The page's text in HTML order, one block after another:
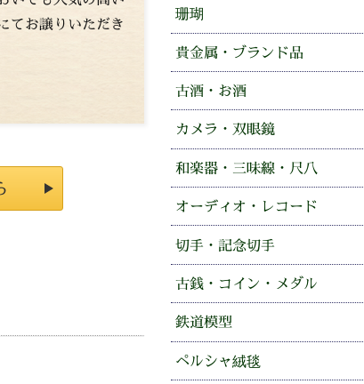
てお譲りいただき
珊瑚
貴金属・ブランド品
古酒・お酒
カメラ・双眼鏡
和楽器・三味線・尺八
オーディオ・レコード
切手・記念切手
古銭・コイン・メダル
鉄道模型
ペルシャ絨毯